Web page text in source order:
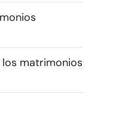
reservados.
matrimonios